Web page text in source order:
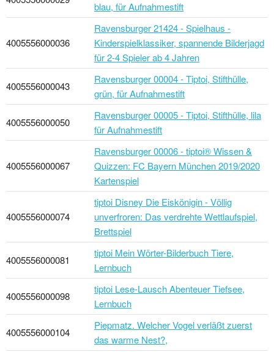
blau, für Aufnahmestift
4005556000036
Ravensburger 21424 - Spielhaus -
Kinderspielklassiker, spannende Bilderjagd
für 2-4 Spieler ab 4 Jahren
4005556000043
Ravensburger 00004 - Tiptoi, Stifthülle,
grün, für Aufnahmestift
4005556000050
Ravensburger 00005 - Tiptoi, Stifthülle, lila
für Aufnahmestift
4005556000067
Ravensburger 00006 - tiptoi® Wissen &
Quizzen: FC Bayern München 2019/2020
Kartenspiel
4005556000074
tiptoi Disney Die Eiskönigin - Völlig
unverfroren: Das verdrehte Wettlaufspiel,
Brettspiel
4005556000081
tiptoi Mein Wörter-Bilderbuch Tiere,
Lernbuch
4005556000098
tiptoi Lese-Lausch Abenteuer Tiefsee,
Lernbuch
4005556000104
Piepmatz. Welcher Vogel verläßt zuerst
das warme Nest?,